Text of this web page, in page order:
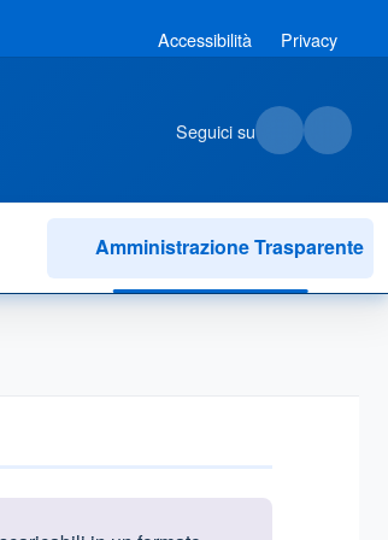
Accessibilità Privacy
Seguici su
Amministrazione Trasparente